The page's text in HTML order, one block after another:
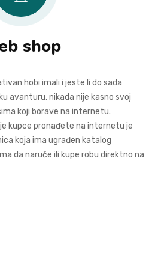
shop
hobi imali i jeste li do sada
avanturu, nikada nije kasno svoj
koji borave na internetu.
kupce pronađete na internetu je
koja ima ugrađen katalog
da naruče ili kupe robu direktno na